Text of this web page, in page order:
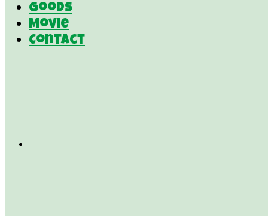
Goods
Movie
Contact